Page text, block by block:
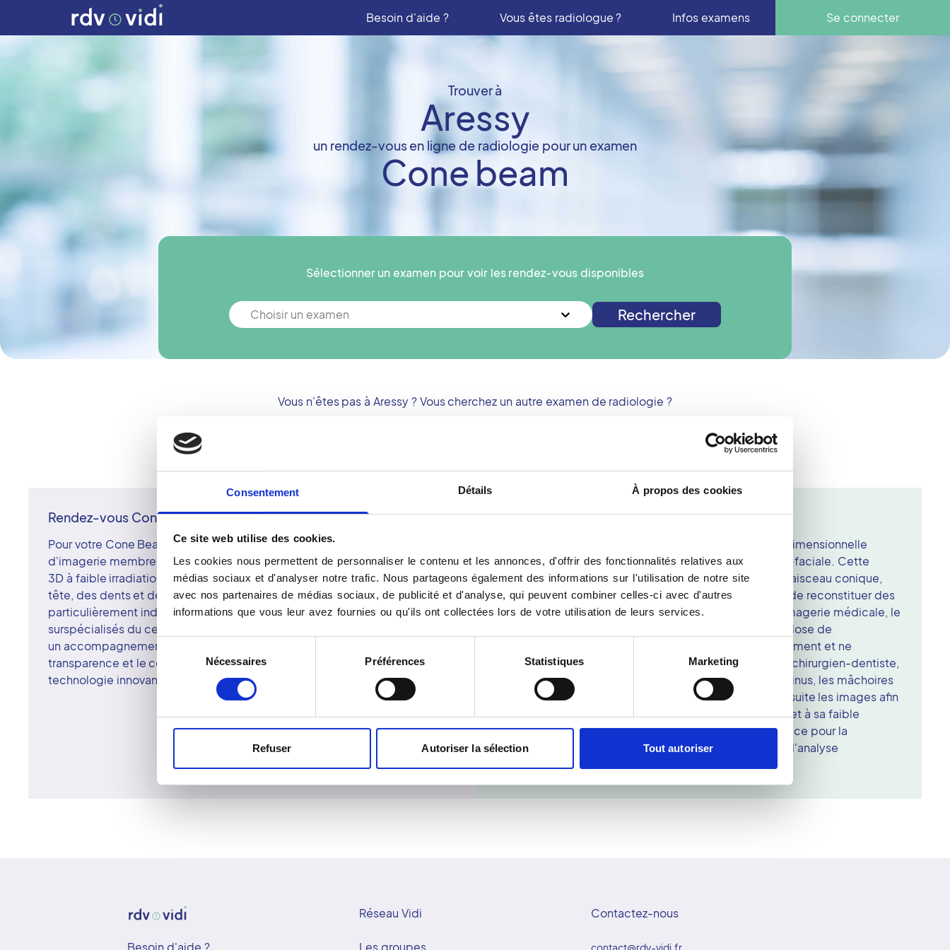
Consentement Détails À propos des cookies
Ce site web utilise des cookies.
Les cookies nous permettent de personnaliser le contenu et les annonces, d'offrir des fonctionnalités relatives aux
médias sociaux et d'analyser notre trafic. Nous partageons également des informations sur l'utilisation de notre site
avec nos partenaires de médias sociaux, de publicité et d'analyse, qui peuvent combiner celles-ci avec d'autres
informations que vous leur avez fournies ou qu'ils ont collectées lors de votre utilisation de leurs services.
Sélection
du
consentement
Nécessaires Préférences Statistiques Marketing
Refuser Autoriser la sélection Tout autoriser
Besoin d'aide ? Vous êtes radiologue ? Infos examens Se connecter
Trouver à
Aressy
un rendez-vous en ligne de radiologie pour un examen
Cone beam
Sélectionner un examen pour voir les rendez-vous disponibles
Choisir un examen Rechercher
Vous n'êtes pas à Aressy? Vous cherchez un autre examen de radiologie ?
Rendez-vous Cone Beam à Aressy
Pour votre Cone Beam à Aressy, prenez rendez-vous dans un centre
d'imagerie membre du réseau Vidi. Le Cone Beam, technologie d'imagerie
3D à faible irradiation, permet de visualiser les structures osseuses de la
tête, des dents et des sinus avec une grande précision. L'examen est
particulièrement indiqué pour les bilans dentaires et ORL. Les radiologues
surspécialisés du centre d'Aressy assurent une interprétation rigoureuse et
un accompagnement humain attentif. Le réseau Vidi privilégie la qualité, la
transparence et le confort du patient. À Aressy, expertise médicale et
technologie innovante se conjuguent pour une imagerie d'excellence.
Votre examen Scanner 3D (Cone Beam) à Aressy
Le Cone Beam est un examen d'imagerie médicale tridimensionnelle
utilisé principalement en radiologie dentaire et maxillo-faciale. Cette
technologie, appelée aussi tomographie volumique à faisceau conique,
repose sur un système de rayons X rotatifs permettant de reconstituer des
images en 3D très précises. Réalisé dans un centre d'imagerie médicale, le
Cone Beam offre une résolution fine tout en limitant la dose de
rayonnement. L'examen dure quelques secondes seulement et ne
provoque aucune douleur. Il est souvent prescrit par un chirurgien-dentiste,
un orthodontiste ou un ORL pour évaluer les dents, les sinus, les mâchoires
ou les structures osseuses. Le radiologue interprète ensuite les images afin
de fournir un diagnostic complet. Grâce à sa précision et à sa faible
irradiation, le Cone Beam est devenu un outil de référence pour la
planification des soins dentaires, la pose d'implants ou l'analyse
anatomique détaillée des structures bucco-faciales.
Besoin d'aide ?
Réseau Vidi
Les groupes
Contactez-nous
contact@rdv-vidi.fr